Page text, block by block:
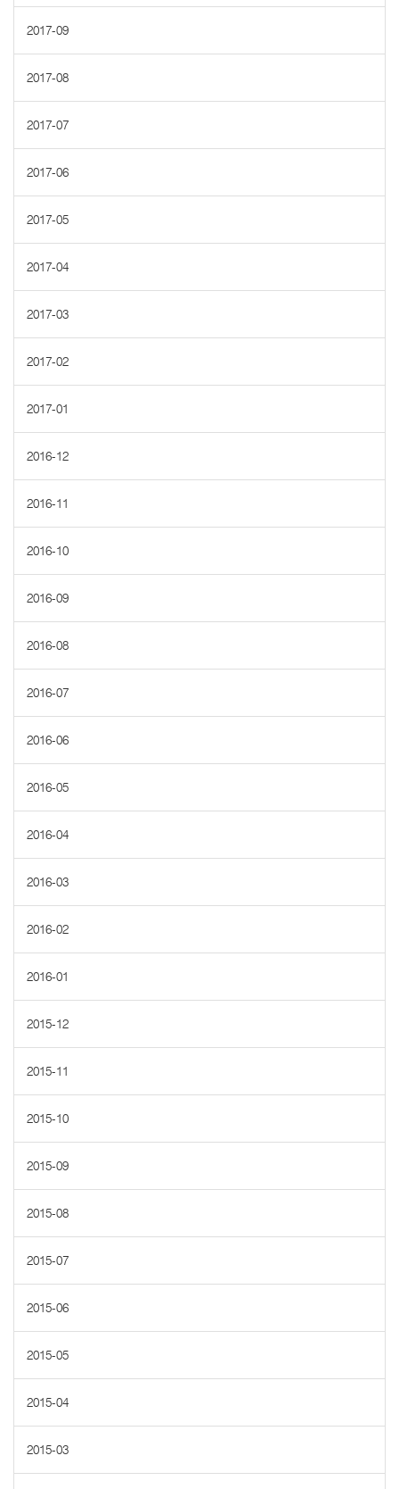
2017-09
2017-08
2017-07
2017-06
2017-05
2017-04
2017-03
2017-02
2017-01
2016-12
2016-11
2016-10
2016-09
2016-08
2016-07
2016-06
2016-05
2016-04
2016-03
2016-02
2016-01
2015-12
2015-11
2015-10
2015-09
2015-08
2015-07
2015-06
2015-05
2015-04
2015-03